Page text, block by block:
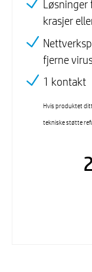
Løsninger
krasjer
fjerne
1 kontakt
Hvis produktet
tekniske støtte